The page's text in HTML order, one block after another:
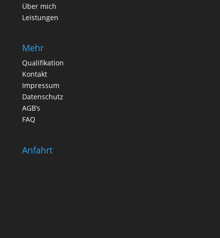
Über mich
Leistungen
Mehr
Qualifikation
Kontakt
Impressum
Datenschutz
AGB’s
FAQ
Anfahrt